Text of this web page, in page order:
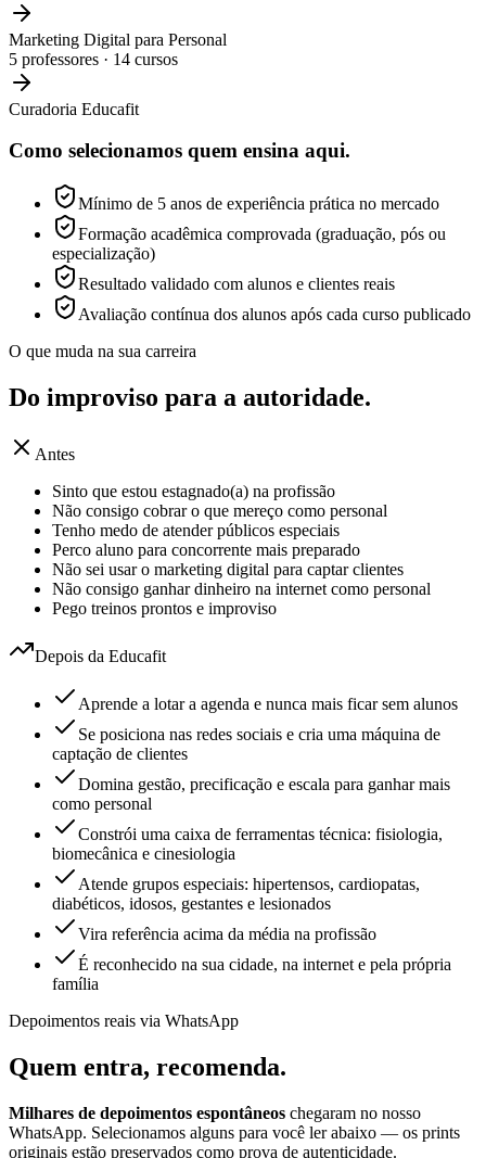
Marketing Digital para Personal
5 professores · 14 cursos
Curadoria Educafit
Como selecionamos quem ensina aqui.
Mínimo de 5 anos de experiência prática no mercado
Formação acadêmica comprovada (graduação, pós ou
especialização)
Resultado validado com alunos e clientes reais
Avaliação contínua dos alunos após cada curso publicado
O que muda na sua carreira
Do improviso para a autoridade.
Antes
Sinto que estou estagnado(a) na profissão
Não consigo cobrar o que mereço como personal
Tenho medo de atender públicos especiais
Perco aluno para concorrente mais preparado
Não sei usar o marketing digital para captar clientes
Não consigo ganhar dinheiro na internet como personal
Pego treinos prontos e improviso
Depois da Educafit
Aprende a lotar a agenda e nunca mais ficar sem alunos
Se posiciona nas redes sociais e cria uma máquina de
captação de clientes
Domina gestão, precificação e escala para ganhar mais
como personal
Constrói uma caixa de ferramentas técnica: fisiologia,
biomecânica e cinesiologia
Atende grupos especiais: hipertensos, cardiopatas,
diabéticos, idosos, gestantes e lesionados
Vira referência acima da média na profissão
É reconhecido na sua cidade, na internet e pela própria
família
Depoimentos reais via WhatsApp
Quem entra, recomenda.
Milhares de depoimentos espontâneos chegaram no nosso
WhatsApp. Selecionamos alguns para você ler abaixo — os prints
originais estão preservados como prova de autenticidade.